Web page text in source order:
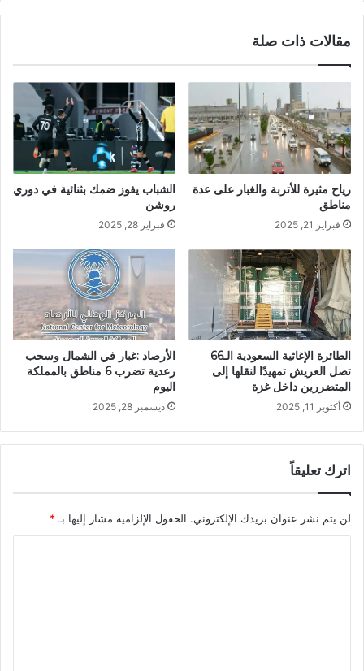
مقالات ذات صلة
رياح مثيرة للأتربة والغبار على عدة
مناطق
فبراير 21, 2025
الشباب يفوز ضمك بثنائية في دوري
روشن
فبراير 28, 2025
الطائرة الإغاثية السعودية الـ66
تصل العريش تمهيدًا لنقلها إلى
المتضررين داخل غزة
أكتوبر 11, 2025
الأرصاد :غبار في الشمال وسحب
رعدية تضرب 6 مناطق بالمملكة
اليوم
ديسمبر 28, 2025
اترك تعليقاً
لن يتم نشر عنوان بريدك الإلكتروني. الحقول الإلزامية مشار إليها بـ*